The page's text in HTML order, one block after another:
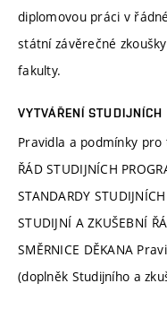
diplomovou práci v
státní závěrečné
fakulty.
VYTVÁŘENÍ STUDIJNÍCH
Pravidla a podmínky
ŘÁD STUDIJNÍCH
STANDARDY
STUDIJNÍ A ZKUŠEBNÍ
SMĚRNICE DĚKANA
(doplněk Studijního a